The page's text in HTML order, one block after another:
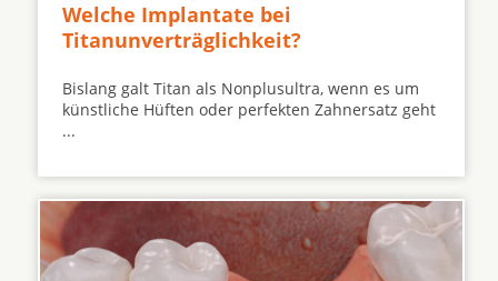
Welche Implantate bei
Titanunverträglichkeit?
Bislang galt Titan als Nonplusultra, wenn es um
künstliche Hüften oder perfekten Zahnersatz geht
...